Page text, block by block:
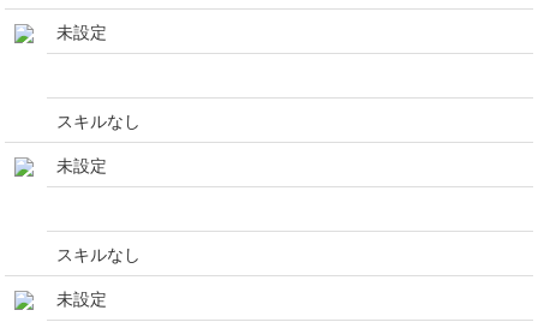
未設定
スキルなし
未設定
スキルなし
未設定